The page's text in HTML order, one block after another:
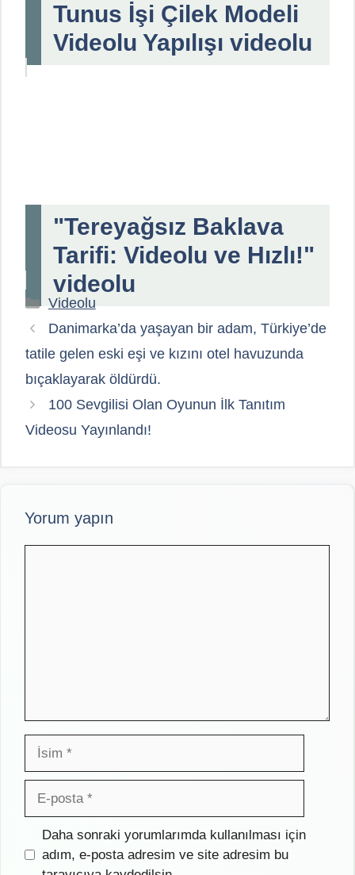
Tunus İşi Çilek Modeli
Videolu Yapılışı videolu
"Tereyağsız Baklava
Tarifi: Videolu ve Hızlı!"
videolu
Kategoriler
Videolu
Danimarka’da yaşayan bir adam, Türkiye’de
tatile gelen eski eşi ve kızını otel havuzunda
bıçaklayarak öldürdü.
100 Sevgilisi Olan Oyunun İlk Tanıtım
Videosu Yayınlandı!
Yorum yapın
İsim
posta
İnternet
sitesi
Daha sonraki yorumlarımda kullanılması için
adım, e-posta adresim ve site adresim bu